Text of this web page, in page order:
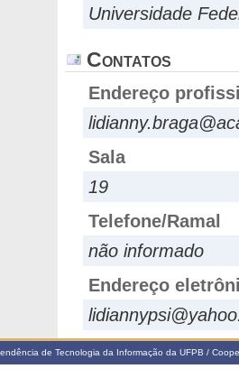
Universidade
Contatos
Endereço
Sala
19
Telefone/Ramal
não informado
Endereço
de Tecnologia da Informação da UFPB /